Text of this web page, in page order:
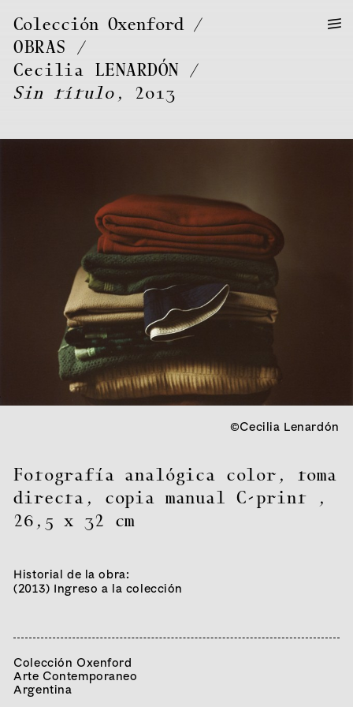
Colección Oxenford
OBRAS
/
Cecilia LENARDÓN
Sin título , 2013
—
—
—
©Cecilia Lenardón
Fotografía analógica color, toma
directa, copia manual C-print
,
26,5 x 32 cm
Historial de la obra:
(2013) Ingreso a la colección
Colección Oxenford
Arte Contemporaneo
Argentina